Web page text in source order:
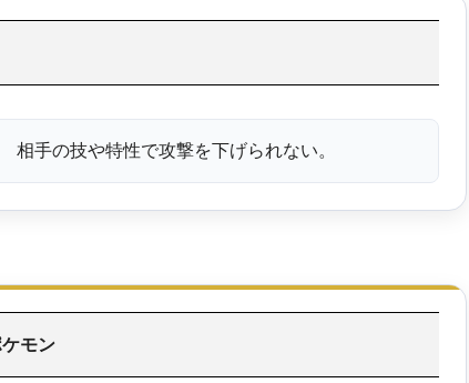
相手の技や特性で攻撃を下げられない。
モン